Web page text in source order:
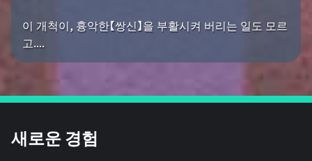
이 개척이, 흉악한【쌍신】을 부활시켜 버리는 일도 모르
고....
새로운 경험